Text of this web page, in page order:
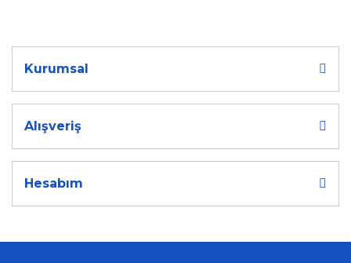
Kurumsal
Alışveriş
Hesabım